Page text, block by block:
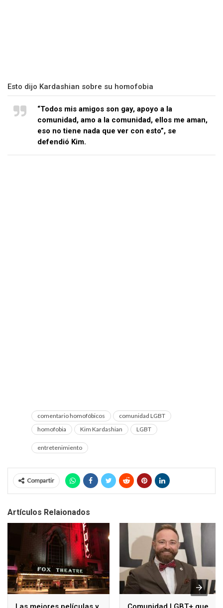
Esto dijo Kardashian sobre su homofobia
“Todos mis amigos son gay, apoyo a la
comunidad, amo a la comunidad, ellos me aman,
eso no tiene nada que ver con esto”, se
defendió Kim.
comentario homofóbicos
comunidad LGBT
homofobia
Kim Kardashian LGBT
entretenimiento
Compartir
Artículos Relaionados